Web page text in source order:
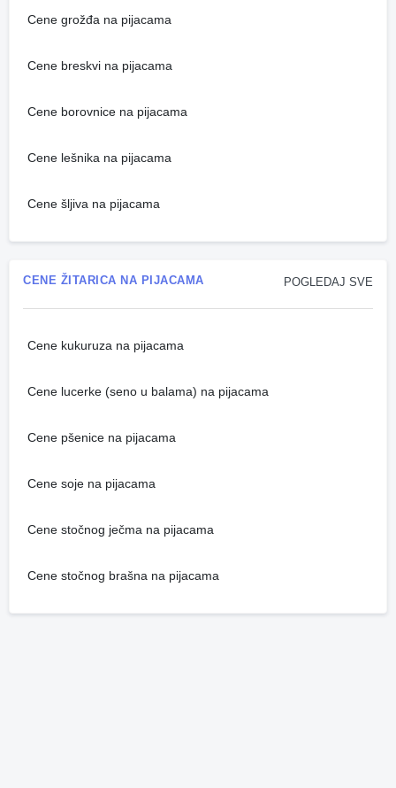
Cene grožđa na pijacama
Cene breskvi na pijacama
Cene borovnice na pijacama
Cene lešnika na pijacama
Cene šljiva na pijacama
POGLEDAJ SVE
CENE ŽITARICA NA PIJACAMA
Cene kukuruza na pijacama
Cene lucerke (seno u balama) na pijacama
Cene pšenice na pijacama
Cene soje na pijacama
Cene stočnog ječma na pijacama
Cene stočnog brašna na pijacama